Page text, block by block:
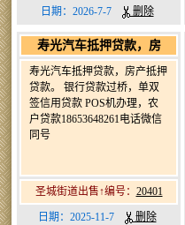
日期：2026-7-7 删除
寿光汽车抵押贷款，房
寿光汽车抵押贷款，房产抵押
贷款。 银行贷款过桥，单双
签信用贷款 POS机办理，农
户贷款18653648261电话微信
同号
圣城街道出售↑编号： 20401
日期：2025-11-7 删除